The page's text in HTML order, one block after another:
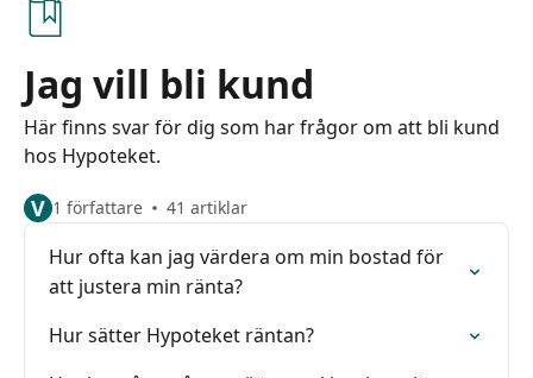
Jag vill bli kund
Här finns svar för dig som har frågor om att bli kund
hos Hypoteket.
V 1 författare 41 artiklar
Hur ofta kan jag värdera om min bostad för
att justera min ränta?
Hur sätter Hypoteket räntan?